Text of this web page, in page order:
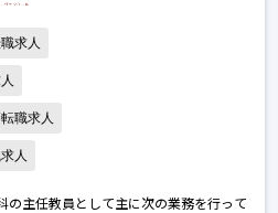
求人
職求人
人
の主任教員として主に次の業務を行って